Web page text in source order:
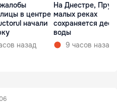
в центре
начали
назад
На Днестре,
малых реках
сохраняется
воды
9 часов назад